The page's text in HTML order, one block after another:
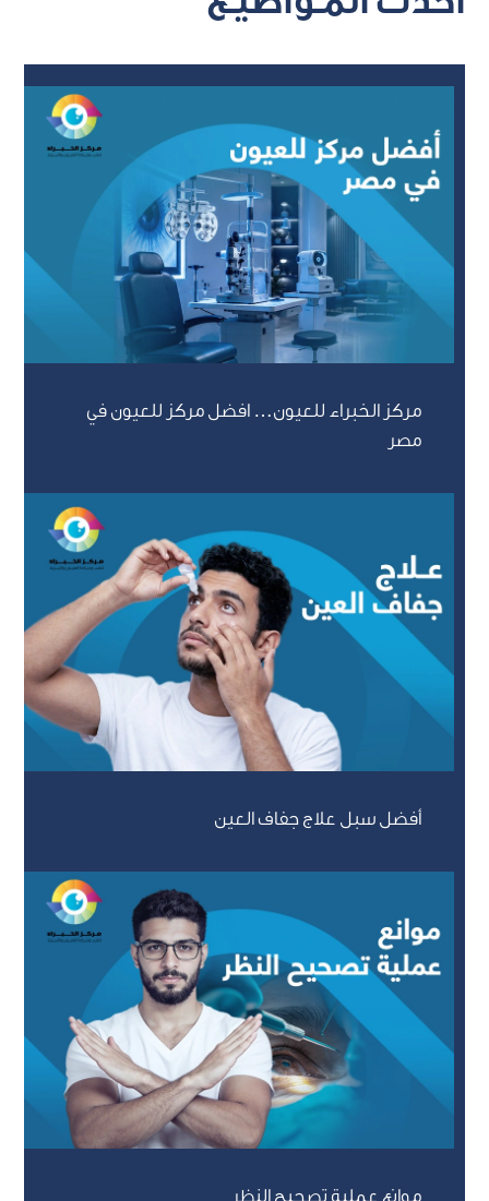
مركز الخبراء للعيون… افضل مركز للعيون في
مصر
أفضل سبل علاج جفاف العين
موانع عملية تصحيح النظر